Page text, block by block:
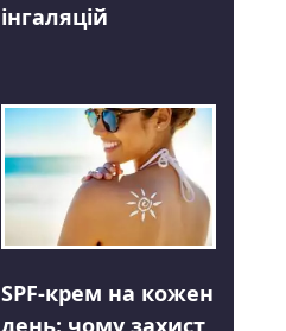
інгаляцій
SPF-крем на кожен